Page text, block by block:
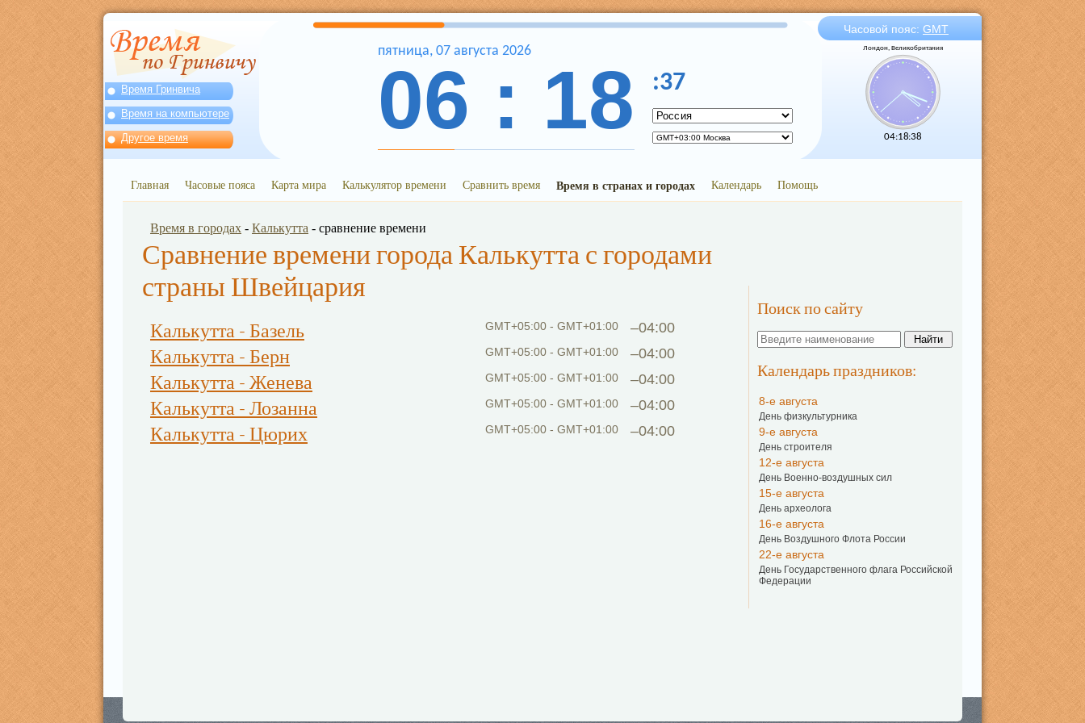
Время Гринвича
Время на компьютере
Другое время
Часовой пояс: GMT
Лондон, Великобритания
04:18:38
пятница, 07 августа 2026
06 : 18 :37
Главная Часовые пояса Карта мира Калькулятор времени Сравнить время Время в странах и городах Календарь Помощь
Поиск по сайту
Календарь праздников:
8-е августа
День физкультурника
9-е августа
День строителя
12-е августа
День Военно-воздушных сил
15-е августа
День археолога
16-е августа
День Воздушного Флота России
22-е августа
День Государственного флага Российской
Федерации
Время в городах - Калькутта - сравнение времени
Сравнение времени города Калькутта с городами
страны Швейцария
–04:00
GMT+05:00 - GMT+01:00
Калькутта - Базель
–04:00
GMT+05:00 - GMT+01:00
Калькутта - Берн
–04:00
GMT+05:00 - GMT+01:00
Калькутта - Женева
–04:00
GMT+05:00 - GMT+01:00
Калькутта - Лозанна
–04:00
GMT+05:00 - GMT+01:00
Калькутта - Цюрих